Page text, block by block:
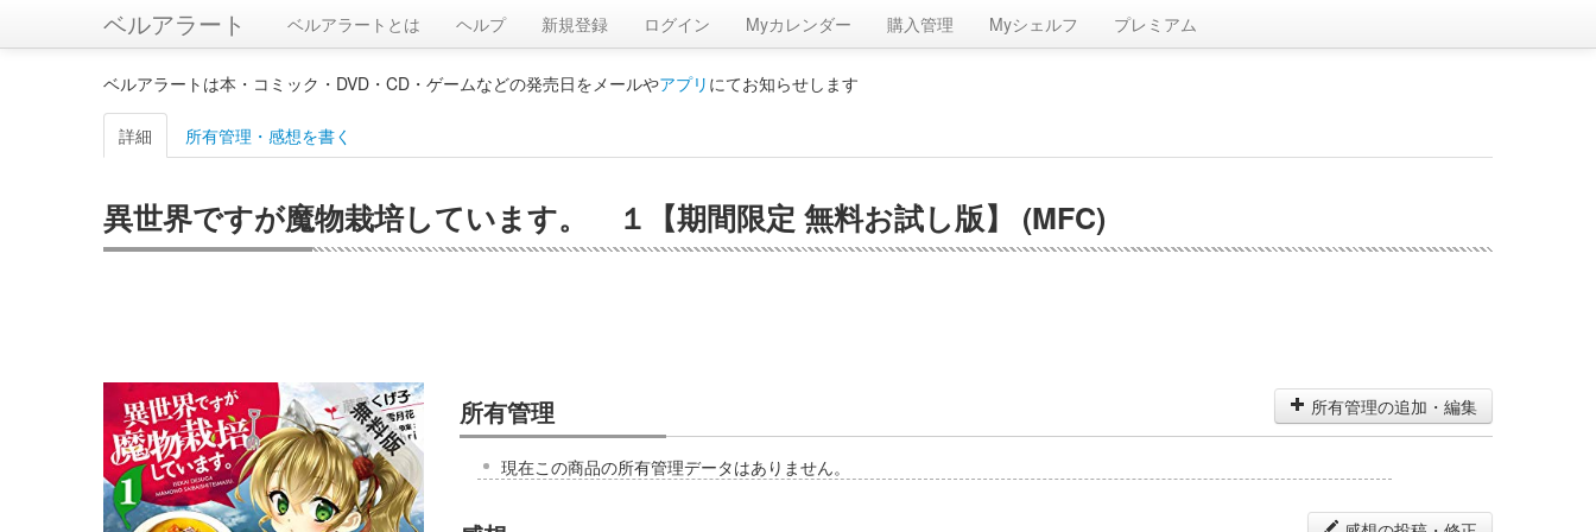
ベルアラート ベルアラートとは ヘルプ 新規登録 ログイン Myカレンダー 購入管理 Myシェルフ プレミアム
ベルアラートは本・コミック・DVD・CD・ゲームなどの発売日をメールやアプリ にてお知らせします
詳細 所有管理・感想を書く
異世界ですが魔物栽培しています。 １【期間限定 無料お試し版】 (MFC)
所有管理 所有管理の追加・編集
現在この商品の所有管理データはありません。